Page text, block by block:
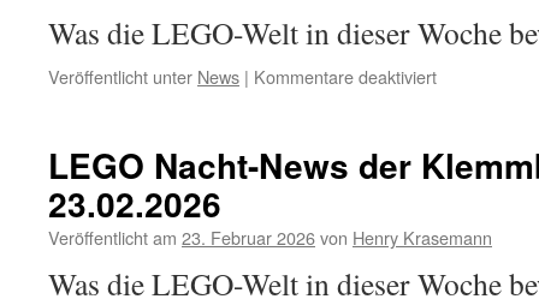
Was die LEGO-Welt in dieser Woche
Veröffentlicht unter News | Kommentare deaktiviertfür
der
LEGO Nacht-News der
23.02.2026
Veröffentlicht am 23. Februar 2026von Henry Krasemann
Was die LEGO-Welt in dieser Woche